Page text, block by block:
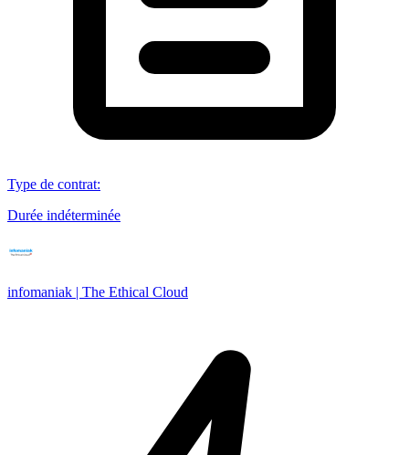
Type de contrat:
Durée indéterminée
infomaniak | The Ethical Cloud